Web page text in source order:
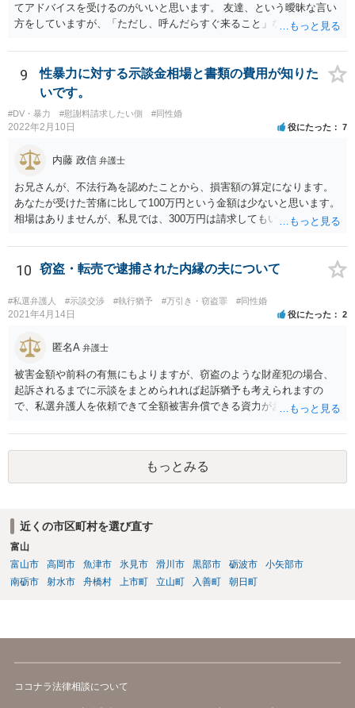
てアドバイスを受けるのがいいと思います。 友達、という曖昧な言い
方をしていますが、「ただし、呼んだらすぐ来ること」などと条件を
通り関わりを断つ方向がいいと思います。
9
性暴力に対する示談金相場と書類の費用が知りた
いです。
#DV・暴力 #慰謝料請求したい側 #同性婚
2022年2月10日 役にたった 7
内藤 政信 弁護士
お兄さんが、不法行為を認めたことから、損害額の算定になります。
あなたが受けた苦痛に比して100万円という金額は少ないと思います。
相場はありませんが、私見では、300万円は請求してもいいですね。
なるような条件では困るでしょう。 支払いの効果を高めるために、弁
護士を立ち合い人にするといいで しょう。 したがって、金額も含め
て、条件については弁護士と話をするといい でしょう。 書面はどちら
が作っても構いません。 書類を作るには、少なくも、５５０００円
は、かかるでしょう。
10 窃盗・転売で逮捕された内縁の夫について
#私選弁護人 #示談交渉 #執行猶予 #万引き・窃盗罪 #同性婚
2021年4月14日 役にたった 2
匿名A 弁護士
被害金額や前科の有無にもよりますが、窃盗のような財産犯の場合、
起訴されるまでに示談をまとめられれば起訴猶予も考えられますの
で、私選弁護人を依頼できて全額被害弁償できる資力がお有りなので
めいたします。起訴されてしまうと前科はついてしまう可能性が極め
て高いので、被害金額はさほど大きくなく初犯で起訴猶予の可能性が
あり得る事案なのであれば、起訴までの弁護活動が極めて重要です。
もちろん国選弁護人であってもできるかぎり最善を尽くす弁護士が大
り、示談をまとめられる可能性が高くなる傾向は否定できないように
思われます。
もっとみる
近くの市区町村を選び直す
富山
富山市
高岡市 魚津市 氷見市 滑川市 黒部市 砺波市
小矢部市
南砺市
射水市 舟橋村 上市町 立山町 入善町 朝日町
ココナラ法律相談について